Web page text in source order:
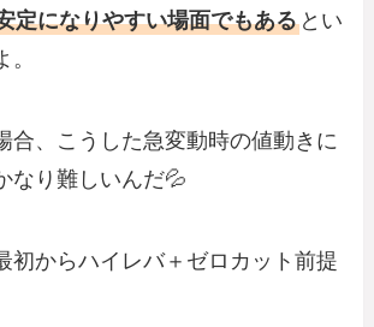
定になりやすい場面でもある とい
合、こうした急変動時の値動きに
なり難しいんだ💦
初からハイレバ＋ゼロカット前提